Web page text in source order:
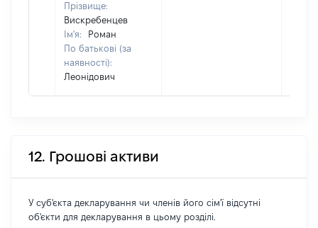
Прізвище:
Вискребенцев
Ім'я:
Роман
По батькові (за
наявності):
Леонідович
12. Грошові активи
У суб'єкта декларування чи членів його сім'ї відсутні
об'єкти для декларування в цьому розділі.